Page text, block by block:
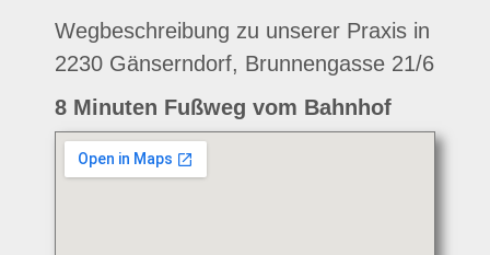
Wegbeschreibung zu unserer Praxis in
2230 Gänserndorf, Brunnengasse 21/6
8 Minuten Fußweg vom Bahnhof